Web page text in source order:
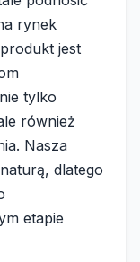
rynek
jest
tylko
również
Nasza
dlatego
etapie